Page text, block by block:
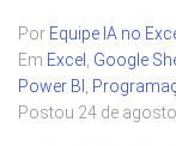
Por Equipe IA no
Em Excel , Google
Power BI ,
Postou 24 de